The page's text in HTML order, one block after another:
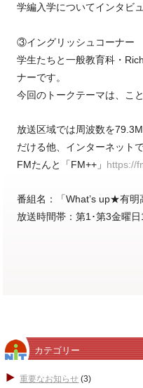
学編入学についてインタビ
③イングリッシュコーナー
学生たちと一般教育科・
ナーです。
今回のトークテーマは、こ
放送区域では周波数を
だける他、インターネット
FMたんと「FM++」 https://
番組名：「What’s up★有明
放送時間帯：第1･第3金曜
カテゴリー
重要なお知らせ (3)